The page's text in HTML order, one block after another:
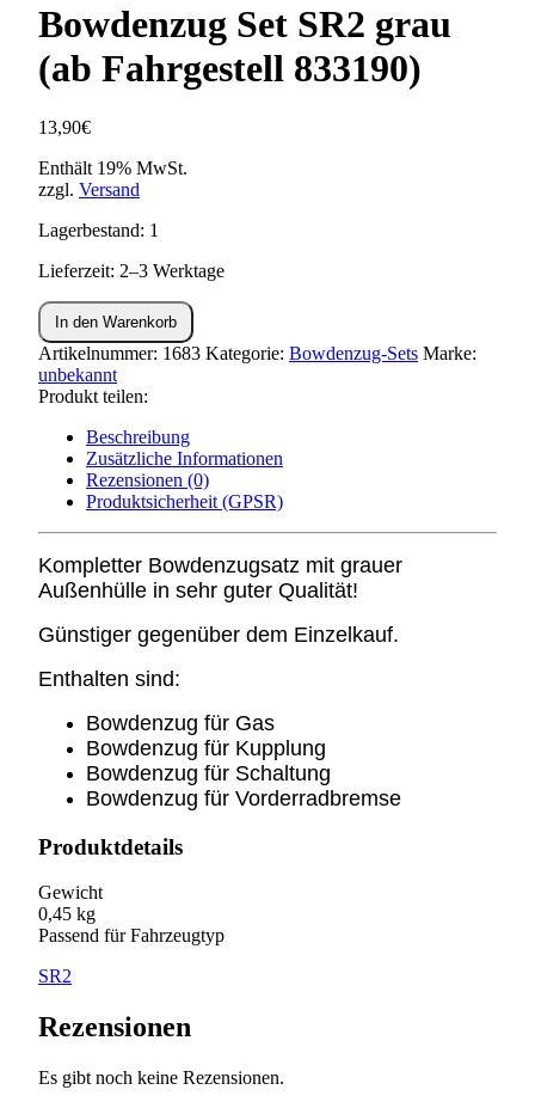
Bowdenzug Set SR2 grau
(ab Fahrgestell 833190)
13,90€
Enthält 19% MwSt.
zzgl. Versand
Lagerbestand: 1
Lieferzeit: 2–3 Werktage
Bowdenzug
Set
SR2
grau
(ab
833190)
Menge
In den Warenkorb
Artikelnummer: 1683 Kategorie: Bowdenzug-Sets Marke:
unbekannt
Produkt teilen:
Beschreibung
Zusätzliche Informationen
Rezensionen (0)
Produktsicherheit (GPSR)
Kompletter Bowdenzugsatz mit grauer
Außenhülle in sehr guter Qualität!
Günstiger gegenüber dem Einzelkauf.
Enthalten sind:
Bowdenzug für Gas
Bowdenzug für Kupplung
Bowdenzug für Schaltung
Bowdenzug für Vorderradbremse
Produktdetails
Gewicht
0,45 kg
Passend für Fahrzeugtyp
SR2
Rezensionen
Es gibt noch keine Rezensionen.